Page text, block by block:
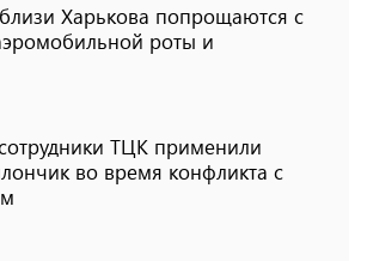
Харькова попрощаются с
роты и
ТЦК применили
во время конфликта с